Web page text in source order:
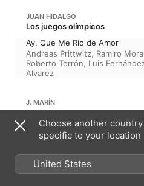
JUAN HIDALGO
Los juegos olímpicos
Ay, Que Me Río de Amor
Andreas Prittwitz, Ramiro
Roberto Terrón, Luis
Alvarez
J. MARÍN
Ojos, Pues Me Dedesdeñáis
Isabel Alvarez, Luis Fernández
JOSÉ MARÍN
Choose another
specific to your location
United States